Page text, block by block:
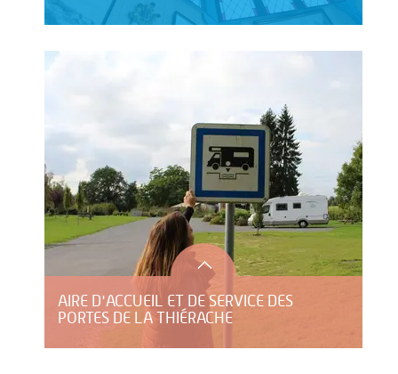
AIRE D'ACCUEIL ET DE SERVICE DES
PORTES DE LA THIÉRACHE